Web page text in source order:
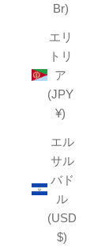
Br)
エリ
トリ
ア
(JPY
¥)
エル
サル
バド
ル
(USD
$)